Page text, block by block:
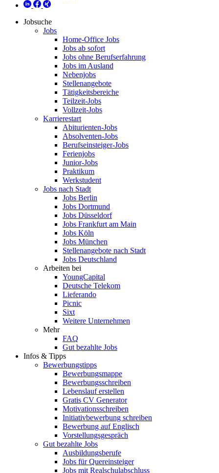
Jobsuche
Jobs
Home-Office Jobs
Jobs ab sofort
Jobs ohne Berufserfahrung
Jobs im Ausland
Nebenjobs
Stellenangebote
Tätigkeitsbereiche
Teilzeit-Jobs
Vollzeit-Jobs
Karrierestart
Abiturienten-Jobs
Absolventen-Jobs
Berufseinsteiger-Jobs
Ferienjobs
Junior-Jobs
Praktikum
Werkstudent
Jobs nach Stadt
Jobs Berlin
Jobs Dortmund
Jobs Düsseldorf
Jobs Frankfurt am Main
Jobs Köln
Jobs München
Stellenangebote nach Stadt
Jobs Deutschland
Arbeiten bei
YoungCapital
Deutsche Telekom
Lieferando
Picnic
Sixt
Weitere Unternehmen
Mehr
FAQ
Gut bezahlte Jobs
Infos & Tipps
Bewerbungstipps
Bewerbungsmappe
Bewerbungsschreiben
Lebenslauf erstellen
Gratis CV Generator
Motivationsschreiben
Initiativbewerbung schreiben
Bewerbung auf Englisch
Vorstellungsgespräch
Gut bezahlte Jobs
Ausbildungsberufe
Jobs für Quereinsteiger
Jobs mit Realschulabschluss